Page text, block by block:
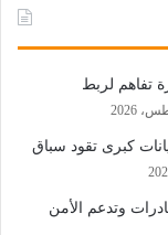
تفاهم لربط
التعدين العالمية العاملة في مصر.. 8 كيانات كبرى تقود سباق
والصادرات وتدعم الأمن